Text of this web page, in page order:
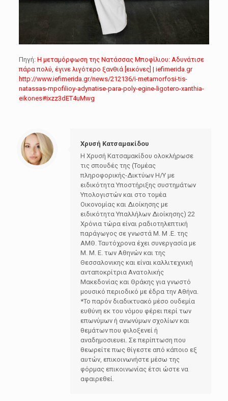
Πηγή: Η μεταμόρφωση της Νατάσσας Μποφίλιου: Αδυνάτισε
πάρα πολύ, έγινε λιγότερο ξανθιά [εικόνες] | iefimerida.gr
http://www.iefimerida.gr/news/212136/i-metamorfosi-tis-
natassas-mpofilioy-adynatise-para-poly-egine-ligotero-xanthia-
eikones#ixzz3dET4uMwg
Χρυσή Κατσαμακίδου
Η Χρυσή Κατσαμακίδου ολοκλήρωσε
τις σπουδές της (Τομέας
πληροφορικής-Δικτύων Η/Υ με
ειδικότητα Υποστήριξης συστημάτων
Υπολογιστών και στο τομέα
Οικονομίας και Διοίκησης με
ειδικότητα Υπαλλήλων Διοίκησης) 22
Χρόνια τώρα είναι ραδιοτηλεπτική
παράγωγος σε γνωστά Μ. Μ .Ε. της
ΑΜΘ. Ταυτόχρονα έχει συνεργασία με
Μ. Μ. Ε. των Αθηνών και της
Θεσσαλονικης και είναι καλλιτεχνική
ανταποκρίτρια Ανατολικής
Μακεδονίας και Θράκης για γνωστό
μουσικό περιοδικό με έδρα την Αθήνα.
*Το παρόν διαδικτυακό μέσο ουδεμία
ευθύνη εκ του νόμου φέρει περί των
επωνύμων ή ανωνύμων σχολίων και
θεμάτων που φιλοξενεί ή
αναδημοσιευει. Σε περίπτωση που
θεωρείτε πως θίγεστε από κάποιο εξ
αυτών, επικοινωνήστε μέσω της
φόρμας επικοινωνίας έτσι ώστε να
αφαιρεθεί.